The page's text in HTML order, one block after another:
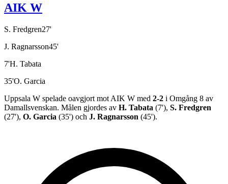
AIK W
S. Fredgren27'
J. Ragnarsson45'
7'H. Tabata
35'O. Garcia
Uppsala W spelade oavgjort mot AIK W med 2-2 i Omgång 8 av
Damallsvenskan. Målen gjordes av H. Tabata (7'), S. Fredgren
(27'), O. Garcia (35') och J. Ragnarsson (45').